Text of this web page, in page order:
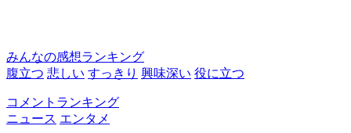
みんなの感想ランキング
腹立つ 悲しい すっきり 興味深い 役に立つ
コメントランキング
ニュース エンタメ